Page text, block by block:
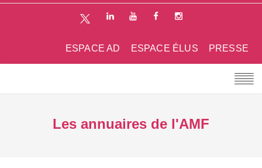
PRESSE
ESPACE ÉLUS
ESPACE AD
Les annuaires de l'AMF